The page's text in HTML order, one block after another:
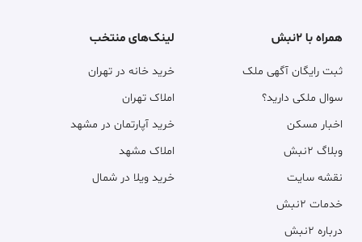
همراه با ۲نبش
ثبت رایگان آگهی ملک
سوال ملکی دارید؟
اخبار مسکن
وبلاگ ۲نبش
نقشه سایت
خدمات ۲نبش
درباره ۲نبش
لینک‌های منتخب
خرید خانه در تهران
املاک تهران
خرید آپارتمان در مشهد
املاک مشهد
خرید ویلا در شمال